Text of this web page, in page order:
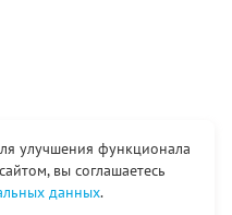
улучшения функционала
вы соглашаетесь
данных.